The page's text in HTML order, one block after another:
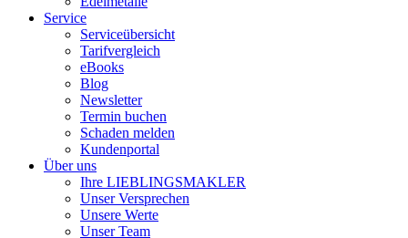
Service
Serviceübersicht
Tarifvergleich
eBooks
Blog
Newsletter
Termin buchen
Schaden melden
Kundenportal
Über uns
Ihre LIEBLINGSMAKLER
Unser Versprechen
Unsere Werte
Unser Team